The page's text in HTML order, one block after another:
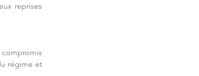
reprises
compromis
régime et